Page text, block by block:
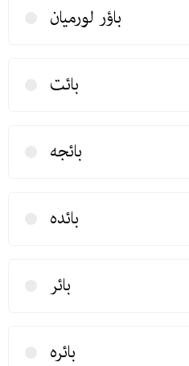
باؤر لورمیان
بائت
بائجه
بائده
بائر
بائره